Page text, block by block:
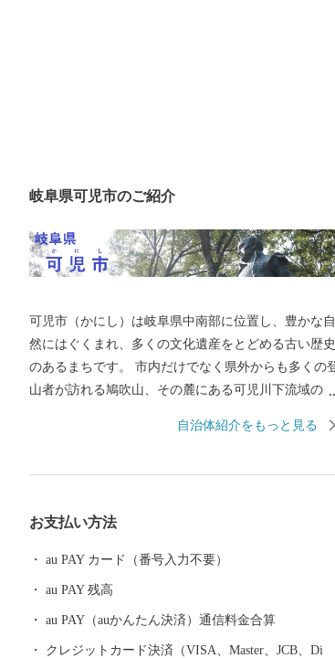
岐阜県可児市のご紹介
可児市（かにし）は岐阜県中南部に位置し、豊かな自
然にはぐくまれ、多くの文化遺産をとどめる古い歴史
のあるまちです。 市内だけでなく県外からも多くの登
山者が訪れる鳩吹山、その麓にある可児川下流域の自
花が咲き誇り、紫の絨毯を敷き詰めたかのような光景
地の金山城など多くの城が築かれました。 また、安土
の志野茶わん「卯花墻」がつくられ、人間国宝・荒川
豊蔵が作陶を行った久々利大萱は“美濃桃山陶の聖
地”と呼ばれています。 素晴らしい自然、歴史、文化
自治体紹介をもっと見る
お支払い方法
au PAY カード（番号入力不要）
au PAY 残高
au PAY（auかんたん決済）通信料金合算
クレジットカード決済（VISA、Master、JCB、Di